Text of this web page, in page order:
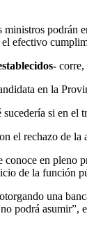
podrán
efectivo
corre,
en la
si en
el rechazo de
conoce en pleno
de la función
una
podrá asumir”,